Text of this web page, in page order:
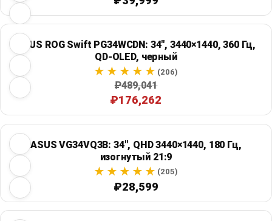
ASUS ROG Swift PG34WCDN: 34", 3440×1440, 360 Гц,
QD-OLED, черный
(206)
₽489,041
₽176,262
ASUS VG34VQ3B: 34", QHD 3440×1440, 180 Гц,
изогнутый 21:9
(205)
₽28,599